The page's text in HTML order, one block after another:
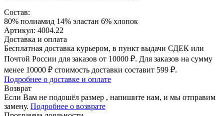
Состав:
80% полиамид 14% эластан 6% хлопок
Артикул: 4004.22
Доставка и оплата
Бесплатная доставка курьером, в пункт выдачи СДЕК или
Почтой России для заказов от 10000 ₽. Для заказов на сумму
менее 10000 ₽ стоимость доставки составит 599 ₽.
Подробнее о доставке и оплате
Возврат
Если Вам не подошёл размер , напишите нам, и мы отправим
замену. Подробнее о возврате